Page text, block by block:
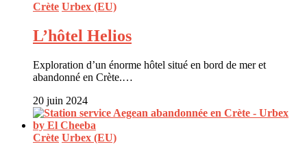
Crète Urbex (EU)
L’hôtel Helios
Exploration d’un énorme hôtel situé en bord de mer et
abandonné en Crète.…
20 juin 2024
Crète Urbex (EU)